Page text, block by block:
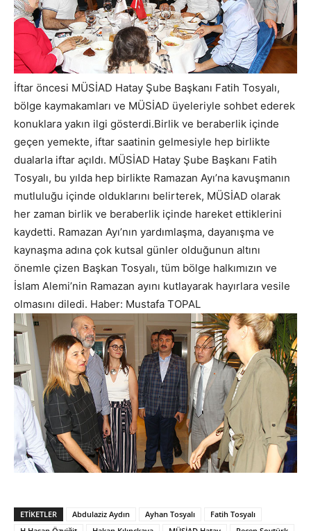
İftar öncesi MÜSİAD Hatay Şube Başkanı Fatih Tosyalı,
bölge kaymakamları ve MÜSİAD üyeleriyle sohbet ederek
konuklara yakın ilgi gösterdi.Birlik ve beraberlik içinde
geçen yemekte, iftar saatinin gelmesiyle hep birlikte
dualarla iftar açıldı. MÜSİAD Hatay Şube Başkanı Fatih
Tosyalı, bu yılda hep birlikte Ramazan Ayı’na kavuşmanın
mutluluğu içinde olduklarını belirterek, MÜSİAD olarak
her zaman birlik ve beraberlik içinde hareket ettiklerini
kaydetti. Ramazan Ayı’nın yardımlaşma, dayanışma ve
kaynaşma adına çok kutsal günler olduğunun altını
önemle çizen Başkan Tosyalı, tüm bölge halkımızın ve
İslam Alemi’nin Ramazan ayını kutlayarak hayırlara vesile
olmasını diledi. Haber: Mustafa TOPAL
ETIKETLER Abdulaziz Aydın Ayhan Tosyalı
Fatih Tosyalı